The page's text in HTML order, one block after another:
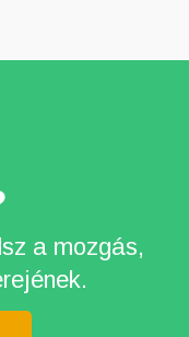
a mozgás,